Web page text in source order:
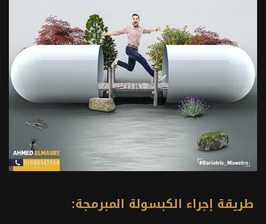
طريقة إجراء الكبسولة المبرمجة: